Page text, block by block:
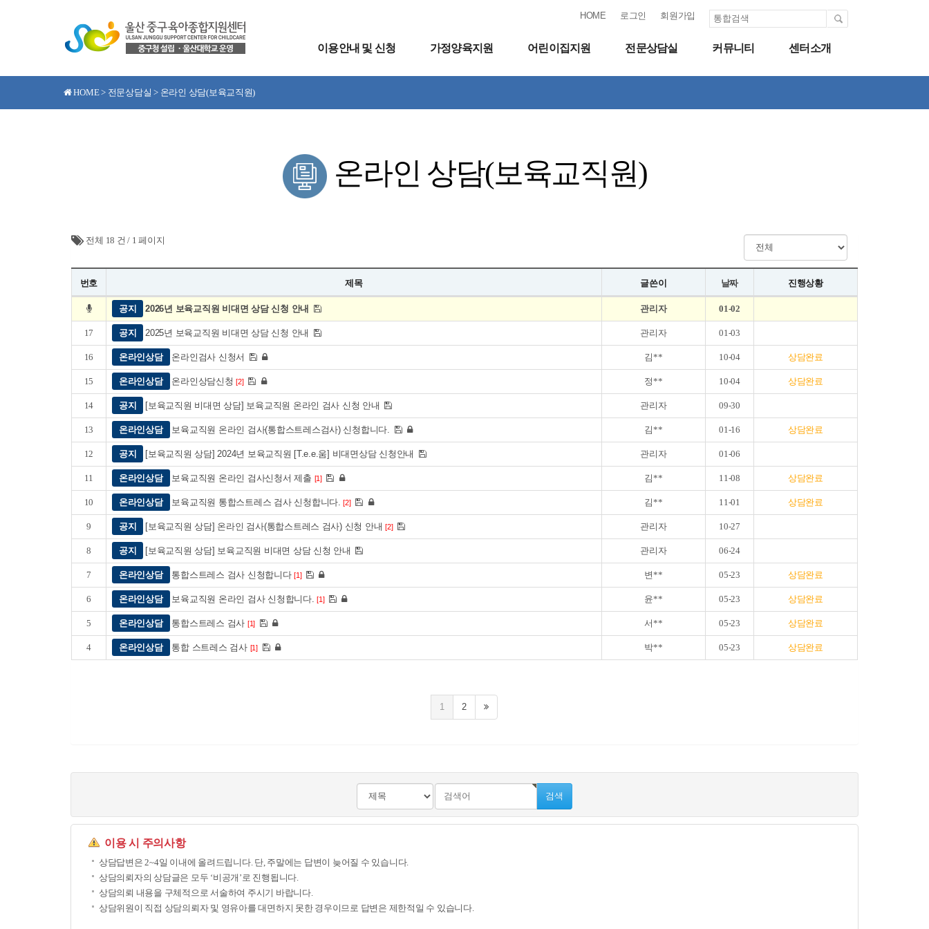
HOME 로그인 회원가입
이용안내 및 신청 가정양육지원 어린이집지원 전문상담실 커뮤니티 센터소개
HOME > 전문상담실 > 온라인 상담(보육교직원)
온라인 상담(보육교직원)
전체 18 건 / 1 페이지
번호 제목 글쓴이 날짜 진행상황
공지 2026년 보육교직원 비대면 상담 신청 안내 관리자 01-02
17 공지 2025년 보육교직원 비대면 상담 신청 안내 관리자 01-03
16 온라인상담 온라인검사 신청서 김** 10-04 상담완료
15 온라인상담 온라인상담신청[2] 정** 10-04 상담완료
14 공지 [보육교직원 비대면 상담] 보육교직원 온라인 검사 신청 안내 관리자 09-30
13 온라인상담 보육교직원 온라인 검사(통합스트레스검사) 신청합니다. 김** 01-16 상담완료
12 공지 [보육교직원 상담] 2024년 보육교직원 [T.e.e.움] 비대면상담 신청안내 관리자 01-06
11 온라인상담 보육교직원 온라인 검사신청서 제출 [1] 김** 11-08 상담완료
10 온라인상담 보육교직원 통합스트레스 검사 신청합니다.[2] 김** 11-01 상담완료
9 공지 [보육교직원 상담] 온라인 검사(통합스트레스 검사) 신청 안내[2] 관리자 10-27
8 공지 [보육교직원 상담] 보육교직원 비대면 상담 신청 안내 관리자 06-24
7 온라인상담 통합스트레스 검사 신청합니다[1] 변** 05-23 상담완료
6 온라인상담 보육교직원 온라인 검사 신청합니다.[1] 윤** 05-23 상담완료
5 온라인상담 통합스트레스 검사 [1] 서** 05-23 상담완료
4 온라인상담 통합 스트레스 검사 [1] 박** 05-23 상담완료
1 2
검색
이용 시 주의사항
상담답변은 2~4일 이내에 올려드립니다. 단, 주말에는 답변이 늦어질 수 있습니다.
상담의뢰자의 상담글은 모두 ‘비공개’로 진행됩니다.
상담의뢰 내용을 구체적으로 서술하여 주시기 바랍니다.
상담위원이 직접 상담의뢰자 및 영유아를 대면하지 못한 경우이므로 답변은 제한적일 수 있습니다.